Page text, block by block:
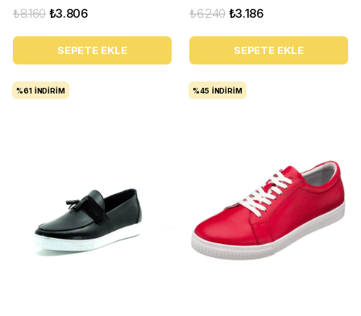
₺3.806
₺8.160
SEPETE EKLE
₺3.186
₺6.240
SEPETE EKLE
%61 İNDIRIM %45 İNDIRIM